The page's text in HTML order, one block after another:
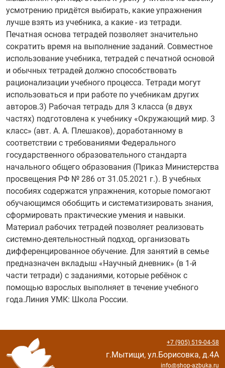
усмотрению придётся выбирать, какие упражнения
лучше взять из учебника, а какие - из тетради.
Печатная основа тетрадей позволяет значительно
сократить время на выполнение заданий. Совместное
использование учебника, тетрадей с печатной основой
и обычных тетрадей должно способствовать
рационализации учебного процесса. Тетради могут
использоваться и при работе по учебникам других
авторов.3) Рабочая тетрадь для 3 класса (в двух
частях) подготовлена к учебнику «Окружающий мир. 3
класс» (авт. А. А. Плешаков), доработанному в
соответствии с требованиями Федерального
государственного образовательного стандарта
начального общего образования (Приказ Министерства
просвещения РФ № 286 от 31.05.2021 г.). В учебных
пособиях содержатся упражнения, которые помогают
обучающимся обобщить и систематизировать знания,
сформировать практические умения и навыки.
Материал рабочих тетрадей позволяет реализовать
системно-деятельностный подход, организовать
дифференцированное обучение. Для занятий в семье
предназначен вкладыш «Научный дневник» (в 1-й
части тетради) с заданиями, которые ребёнок с
помощью взрослых выполняет в течение учебного
года.Линия УМК: Школа России.
+7 (905) 519-04-58
г.Мытищи, ул.Борисовка, д.4А
info@shop-azbuka.ru